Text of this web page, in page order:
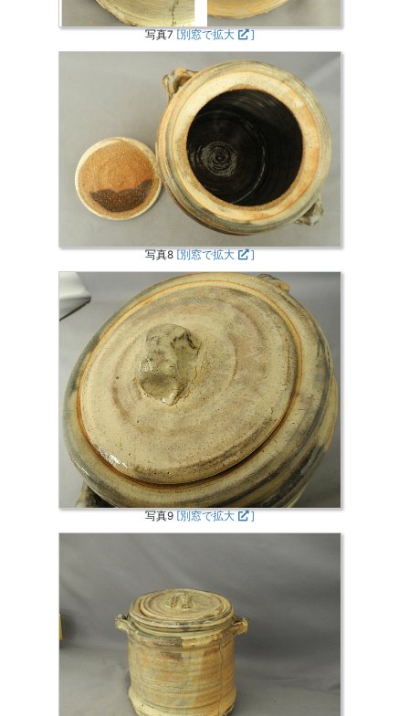
写真7 [別窓で拡大 ]
写真8 [別窓で拡大 ]
写真9[別窓で拡大 ]